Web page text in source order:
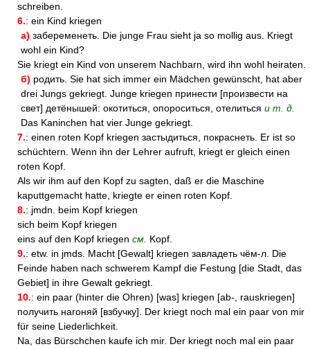
schreiben.
6.: ein Kind kriegen
a) забеременеть. Die junge Frau sieht ja so mollig aus. Kriegt
wohl ein Kind?
Sie kriegt ein Kind von unserem Nachbarn, wird ihn wohl heiraten.
б) родить. Sie hat sich immer ein Mädchen gewünscht, hat aber
drei Jungs gekriegt. Junge kriegen принести [произвести на
свет] детёнышей: окотиться, опороситься, отелиться и т. д.
Das Kaninchen hat vier Junge gekriegt.
7.: einen roten Kopf kriegen застыдиться, покраснеть. Er ist so
schüchtern. Wenn ihn der Lehrer aufruft, kriegt er gleich einen
roten Kopf.
Als wir ihm auf den Kopf zu sagten, daß er die Maschine
kaputtgemacht hatte, kriegte er einen roten Kopf.
8.: jmdn. beim Kopf kriegen
sich beim Kopf kriegen
eins auf den Kopf kriegen см. Kopf.
9.: etw. in jmds. Macht [Gewalt] kriegen завладеть чём-л. Die
Feinde haben nach schwerem Kampf die Festung [die Stadt, das
Gebiet] in ihre Gewalt gekriegt.
10.: ein paar (hinter die Ohren) [was] kriegen [ab-, rauskriegen]
получить нагоняй [взбучку]. Der kriegt noch mal ein paar von mir
für seine Liederlichkeit.
Na, das Bürschchen kaufe ich mir. Der kriegt noch mal ein paar